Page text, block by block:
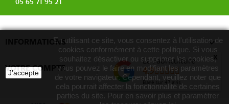
INFORMATIONS 
VOTRE COMPTE 
J'accepte
En utilisant ce site, vous consentez à l'utilisation de
cookies conformément à cette politique. Si vous
souhaitez désactiver ou supprimer les cookies,
vous pouvez le faire en modifiant les paramètres
de votre navigateur. Cependant, veuillez noter que
cela pourrait affecter la fonctionnalité de certaines
parties du site. Pour en savoir plus et paramétrer
La Fabriculture
4.9
Basé sur47 avis
x